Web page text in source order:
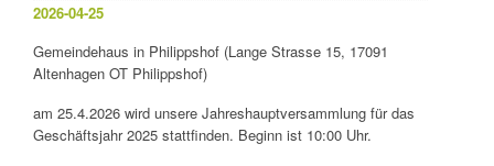
2026-04-25
Gemeindehaus in Philippshof (Lange Strasse 15, 17091
Altenhagen OT Philippshof)
am 25.4.2026 wird unsere Jahreshauptversammlung für das
Geschäftsjahr 2025 stattfinden. Beginn ist 10:00 Uhr.